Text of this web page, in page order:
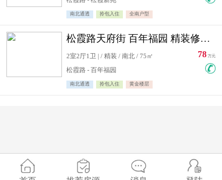
南北通透 拎包入住 全南户型
松霞路天府街 百年福园 精装修住宅急售
2室2厅1卫 | / 精装 / 南北 / 75㎡
松霞路 - 百年福园
南北通透 拎包入住 黄金楼层
78 万元